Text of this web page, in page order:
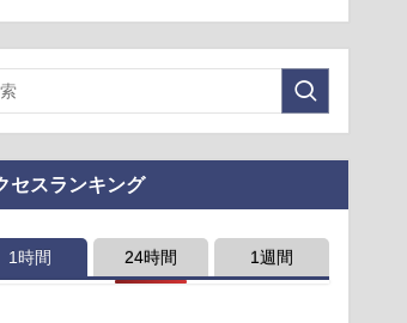
セスランキング
1時間 24時間 1週間